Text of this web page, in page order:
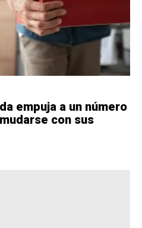
empuja a un número
con sus